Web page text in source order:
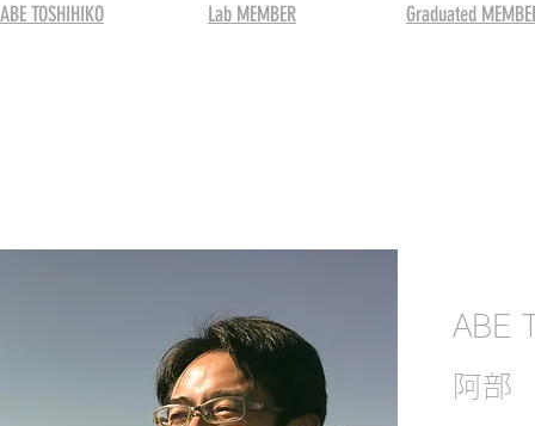
ABE TOSHIHIKO Lab MEMBER Graduated
ABE
阿部